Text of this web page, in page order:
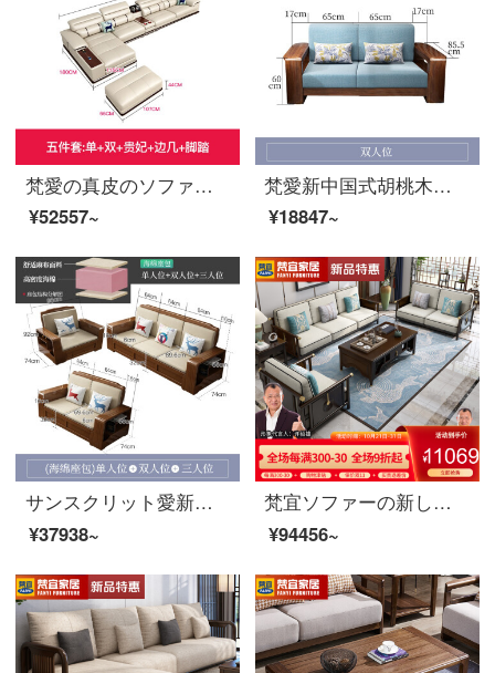
梵愛の真皮のソファー現代簡単な頭の階の牛革のソファーの大きさの戸型の客間の家具のアップグレード版-双+単+辺+貴妃+足の実木のフレーム-本革のソファー
¥52557~
梵愛新中国式胡桃木の実木ソファセットの大きさと部屋型の収納ソファのリビングルームの家具のペアの位
¥18847~
サンスクリット愛新中国式ゴム木の実木ソファ綿麻布芸座って、ソファセットリビングに家具をセットして、荷物を置くスポンジシートのバッグをセットします。
¥37938~
梵宜ソファーの新しい中国式の実木布芸皮のソファーのシングル席1+2+3セットのリビングルームの大きさと豪華さを兼ね備えた高贵妃の回転角度のソファーの逸品家具【皮芸クッション】ペア+貴妃位+シングル位
¥94456~